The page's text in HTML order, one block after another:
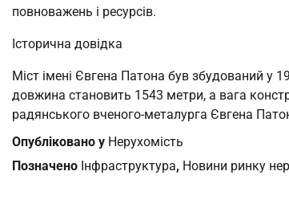
повноважень і ресурсів.
Історична довідка
Міст імені Євгена Патона був збудований у
довжина становить 1543 метри, а вага
радянського вченого-металурга Євгена
Опубліковано у Нерухомість
Позначено Iнфраструктура, Новини ринку